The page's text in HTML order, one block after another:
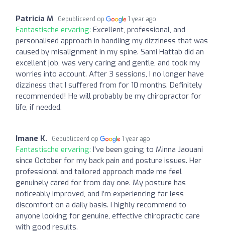
Patricia M Gepubliceerd op 1 year ago
Fantastische ervaring: Excellent, professional, and
personalised approach in handling my dizziness that was
caused by misalignment in my spine. Sami Hattab did an
excellent job, was very caring and gentle, and took my
worries into account. After 3 sessions, I no longer have
dizziness that I suffered from for 10 months. Definitely
recommended! He will probably be my chiropractor for
life, if needed.
Imane K. Gepubliceerd op 1 year ago
Fantastische ervaring: I've been going to Minna Jaouani
since October for my back pain and posture issues. Her
professional and tailored approach made me feel
genuinely cared for from day one. My posture has
noticeably improved, and I’m experiencing far less
discomfort on a daily basis. I highly recommend to
anyone looking for genuine, effective chiropractic care
with good results.